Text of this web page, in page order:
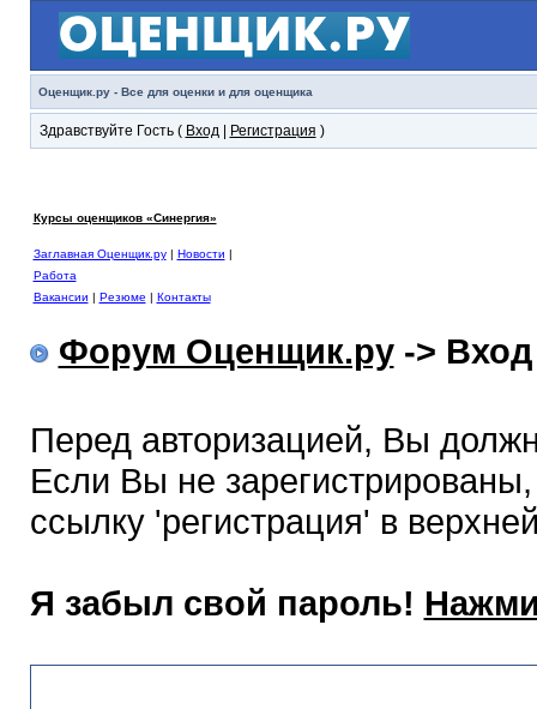
Оценщик.ру - Все для оценки и для оценщика
Здравствуйте Гость ( Вход| Регистрация )
Курсы оценщиков «Синергия»
Заглавная Оценщик.ру| Новости |
Работа
Вакансии | Резюме | Контакты
Форум Оценщик.ру-> Вход
Перед авторизацией, Вы
Если Вы не
ссылку 'регистрация' в
Я забыл свой пароль!